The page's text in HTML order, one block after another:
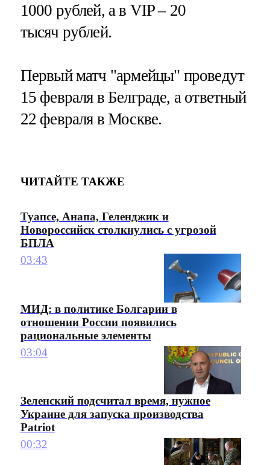
1000 рублей, а в VIP – 20
тысяч рублей.
Первый матч "армейцы" проведут
15 февраля в Белграде, а ответный
22 февраля в Москве.
ЧИТАЙТЕ ТАКЖЕ
Туапсе, Анапа, Геленджик и
Новороссийск столкнулись с угрозой
БПЛА
03:43
МИД: в политике Болгарии в
отношении России появились
рациональные элементы
03:04
Зеленский подсчитал время, нужное
Украине для запуска производства
Patriot
00:32